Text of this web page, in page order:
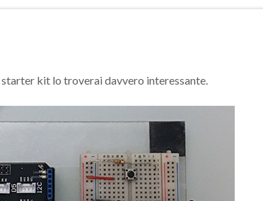
kit lo troverai davvero interessante.